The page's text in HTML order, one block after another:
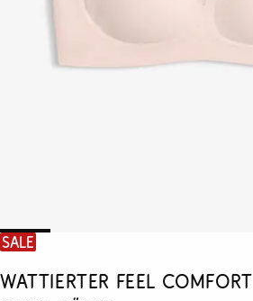
SALE
Wattierter Feel Comfort Lasercut BH